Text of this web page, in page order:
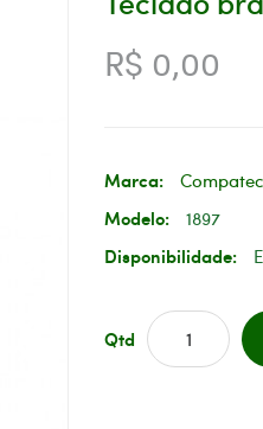
R$ 0,00
Marca:
Compatec
Modelo:
1897
Disponibilidade:
Qtd